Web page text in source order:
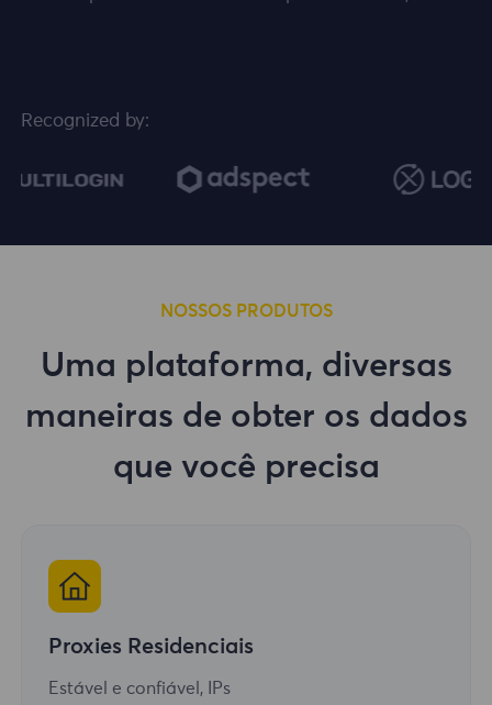
Recognized by:
NOSSOS PRODUTOS
Uma plataforma, diversas
maneiras de obter os dados
que você precisa
Proxies Residenciais
Estável e confiável, IPs